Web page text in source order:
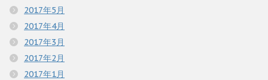
2017年5月
2017年4月
2017年3月
2017年2月
2017年1月